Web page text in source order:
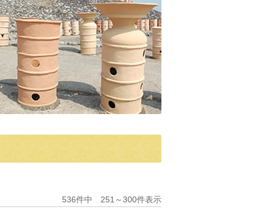
536件中 251～300件表示